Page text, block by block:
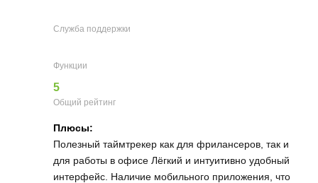
Служба поддержки
Функции
5
Общий рейтинг
Плюсы:
Полезный таймтрекер как для фрилансеров, так и
для работы в офисе Лёгкий и интуитивно удобный
интерфейс. Наличие мобильного приложения, что